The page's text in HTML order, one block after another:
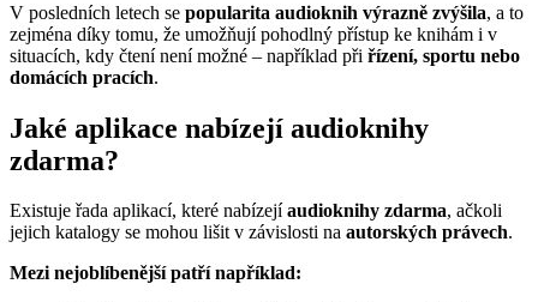
V posledních letech se popularita audioknih výrazně zvýšila, a to
zejména díky tomu, že umožňují pohodlný přístup ke knihám i v
situacích, kdy čtení není možné – například při řízení, sportu nebo
domácích pracích.
Jaké aplikace nabízejí audioknihy
zdarma?
Existuje řada aplikací, které nabízejíaudioknihy zdarma, ačkoli
jejich katalogy se mohou lišit v závislosti na autorských právech.
Mezi nejoblíbenější patří například: